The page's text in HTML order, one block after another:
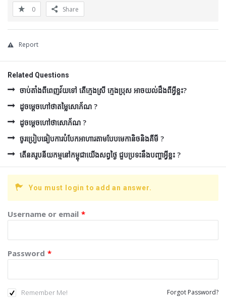
0 Share
Report
Related Questions
ចាប់តាំងពីពេញវ័យទៅ តើក្មេងស្រី ក្មេងប្រុស អាចយល់ដឹងពីអ្វីខ្លះ?
ដូចម្ដេចហៅថាតម្លៃសោភ័ណ ?
ដូចម្ដេចហៅថាសោភ័ណ ?
ចូរប្រៀបធៀបការបំបែកអាហារតាមបែបមេកានិចនិងគីមី ?
តើនគរូបនីយកម្មនៅកម្ពុជាយើងសព្វថ្ងៃ ជួបប្រទះនឹងបញ្ហាអ្វីខ្លះ ?
You must login to add an answer.
Username or email *
Password *
Remember Me! Forgot Password?